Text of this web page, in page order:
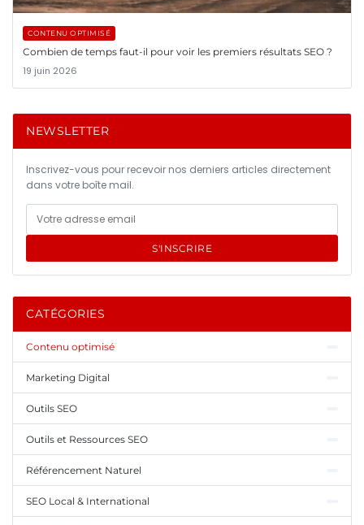
CONTENU OPTIMISÉ
Combien de temps faut-il pour voir les premiers résultats SEO ?
19 juin 2026
NEWSLETTER
Inscrivez-vous pour recevoir nos derniers articles directement
dans votre boîte mail.
S'INSCRIRE
CATÉGORIES
Contenu optimisé
Marketing Digital
Outils SEO
Outils et Ressources SEO
Référencement Naturel
SEO Local & International